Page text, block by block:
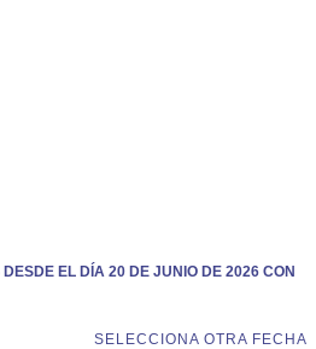
EL DÍA 20 DE JUNIO DE 2026 CON
SELECCIONA OTRA FECHA